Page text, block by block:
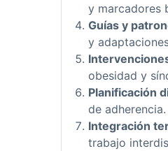
y marcadores
Guías y
y
obesidad y
Planificación
de adherencia.
Integración
trabajo